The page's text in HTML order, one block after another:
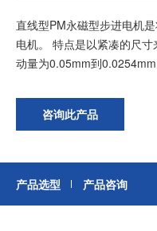
直线型PM永磁型步进电机
电机。 特点是以紧凑的尺
动量为0.05mm到0.0254mm
咨询此产品
产品选型 产品咨询